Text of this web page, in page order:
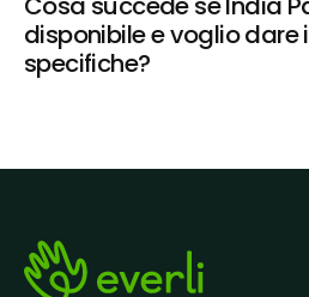
disponibile e voglio dare
specifiche?